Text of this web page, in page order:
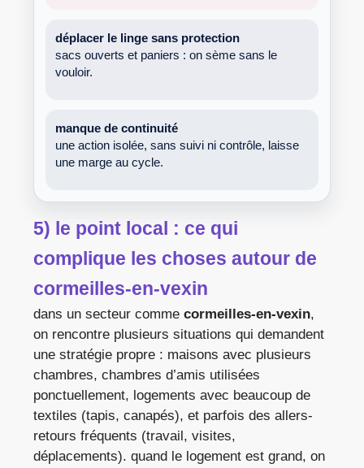
déplacer le linge sans protection
sacs ouverts et paniers : on sème sans le
vouloir.
manque de continuité
une action isolée, sans suivi ni contrôle, laisse
une marge au cycle.
5) le point local : ce qui
complique les choses autour de
cormeilles-en-vexin
dans un secteur comme cormeilles-en-vexin,
on rencontre plusieurs situations qui demandent
une stratégie propre : maisons avec plusieurs
chambres, chambres d’amis utilisées
ponctuellement, logements avec beaucoup de
textiles (tapis, canapés), et parfois des allers-
retours fréquents (travail, visites,
déplacements). quand le logement est grand, on